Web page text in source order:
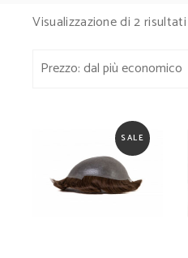
Visualizzazione di 2 risultati
SALE